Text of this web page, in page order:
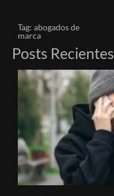
Tag: abogados de
marca
Posts Recientes